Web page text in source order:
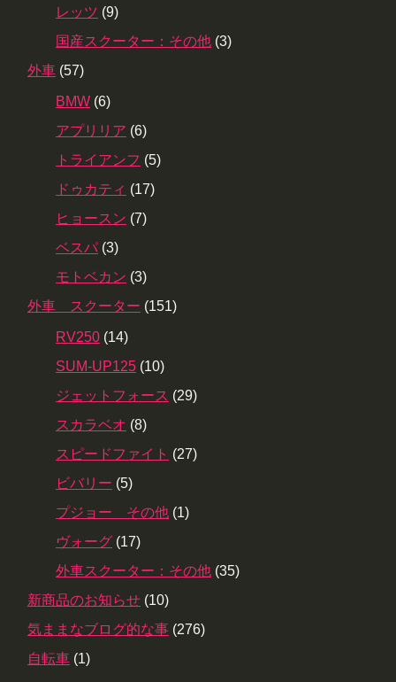
レッツ (9)
国産スクーター：その他 (3)
外車 (57)
BMW (6)
アプリリア (6)
トライアンフ (5)
ドゥカティ (17)
ヒョースン (7)
ベスパ (3)
モトベカン (3)
外車 スクーター (151)
RV250 (14)
SUM-UP125 (10)
ジェットフォース (29)
スカラベオ (8)
スピードファイト (27)
ビバリー (5)
プジョー その他 (1)
ヴォーグ (17)
外車スクーター：その他 (35)
新商品のお知らせ (10)
気ままなブログ的な事 (276)
自転車 (1)